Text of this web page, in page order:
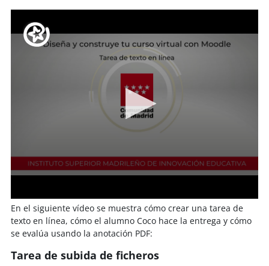
En el siguiente vídeo se muestra cómo crear una tarea de
texto en línea, cómo el alumno Coco hace la entrega y cómo
se evalúa usando la anotación PDF:
Tarea de subida de ficheros